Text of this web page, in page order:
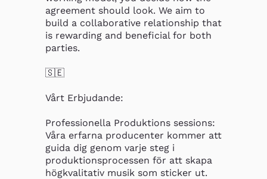
agreement should look. We aim to
build a collaborative relationship that
is rewarding and beneficial for both
parties.
🇸🇪
Vårt Erbjudande:
Professionella Produktions sessions:
Våra erfarna producenter kommer att
guida dig genom varje steg i
produktionsprocessen för att skapa
högkvalitativ musik som sticker ut.